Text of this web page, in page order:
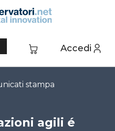
Accedi
stampa
agili é